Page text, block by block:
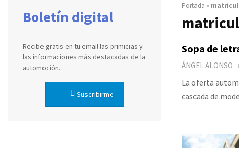
Portada »
Sopa de
ÁNGEL ALONSO
La oferta
cascada de
Boletín digital
Recibe gratis en tu email las primicias y
las informaciones más destacadas de la
automoción.
Suscribirme